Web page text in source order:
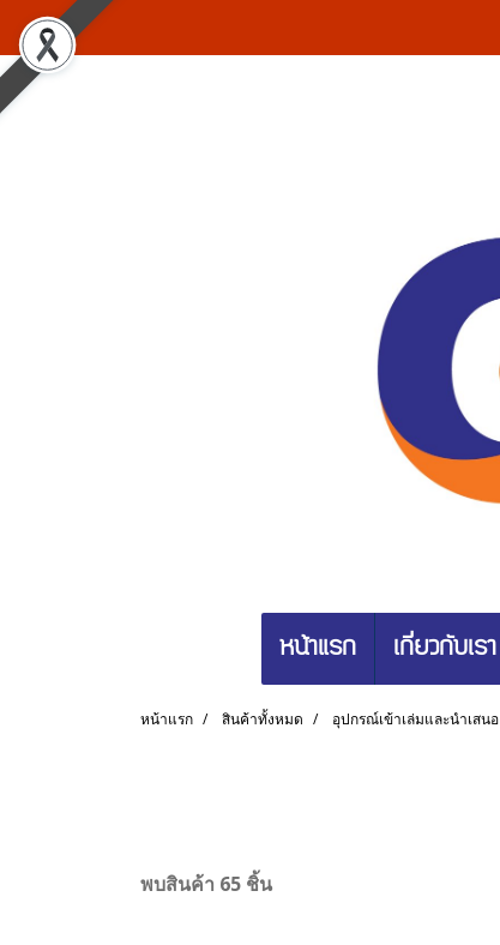
หน้าแรก เกี่ยวกับเรา
หน้าแรก สินค้าทั้งหมด อุปกรณ์เข้าเล่มและนำเสนอ
พบสินค้า 65 ชิ้น